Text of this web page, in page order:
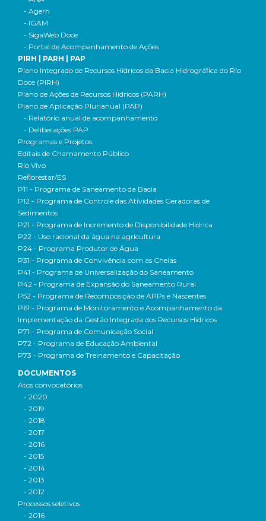
- Agerh
- IGAM
- SigaWeb Doce
- Portal de Acompanhamento de Ações
PIRH | PARH | PAP
Plano Integrado de Recursos Hídricos da Bacia Hidrográfica do Rio
Doce (PIRH)
Plano de Ações de Recursos Hídricos (PARH)
Plano de Aplicação Plurianual (PAP)
- Relatório anual de acompanhamento
- Deliberações PAP
Programas e Projetos
Editais de Chamamento Público
Rio Vivo
Reflorestar/ES
P11 - Programa de Saneamento da Bacia
P12 - Programa de Controle das Atividades Geradoras de
Sedimentos
P21 - Programa de Incremento de Disponibilidade Hídrica
P22 - Uso racional da água na agricultura
P24 - Programa Produtor de Água
P31 - Programa de Convivência com as Cheias
P41 - Programa de Universalização do Saneamento
P42 - Programa de Expansão do Saneamento Rural
P52 - Programa de Recomposição de APPs e Nascentes
P61 - Programa de Monitoramento e Acompanhamento da
Implementação da Gestão Integrada dos Recursos Hídricos
P71 - Programa de Comunicação Social
P72 - Programa de Educação Ambiental
P73 - Programa de Treinamento e Capacitação
DOCUMENTOS
Atos convocatórios
- 2020
- 2019
- 2018
- 2017
- 2016
- 2015
- 2014
- 2013
- 2012
Processos seletivos
- 2016